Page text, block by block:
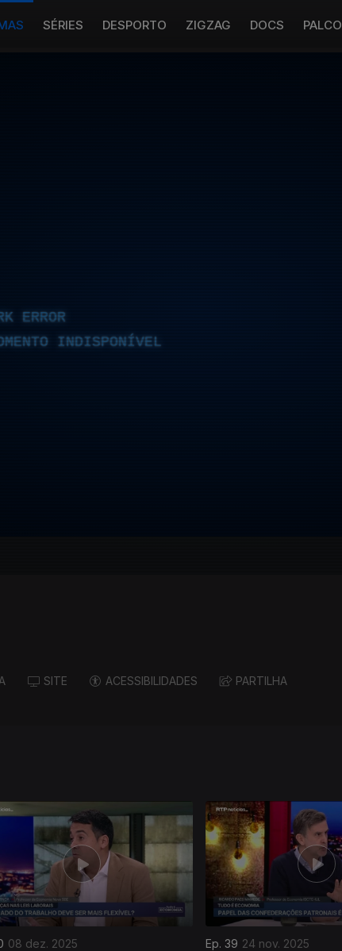
SÉRIES DESPORTO ZIGZAG DOCS PALCO
ERROR
INDISPONÍVEL
SITE ACESSIBILIDADES PARTILHA
08 dez. 2025 Ep. 39 24 nov. 2025